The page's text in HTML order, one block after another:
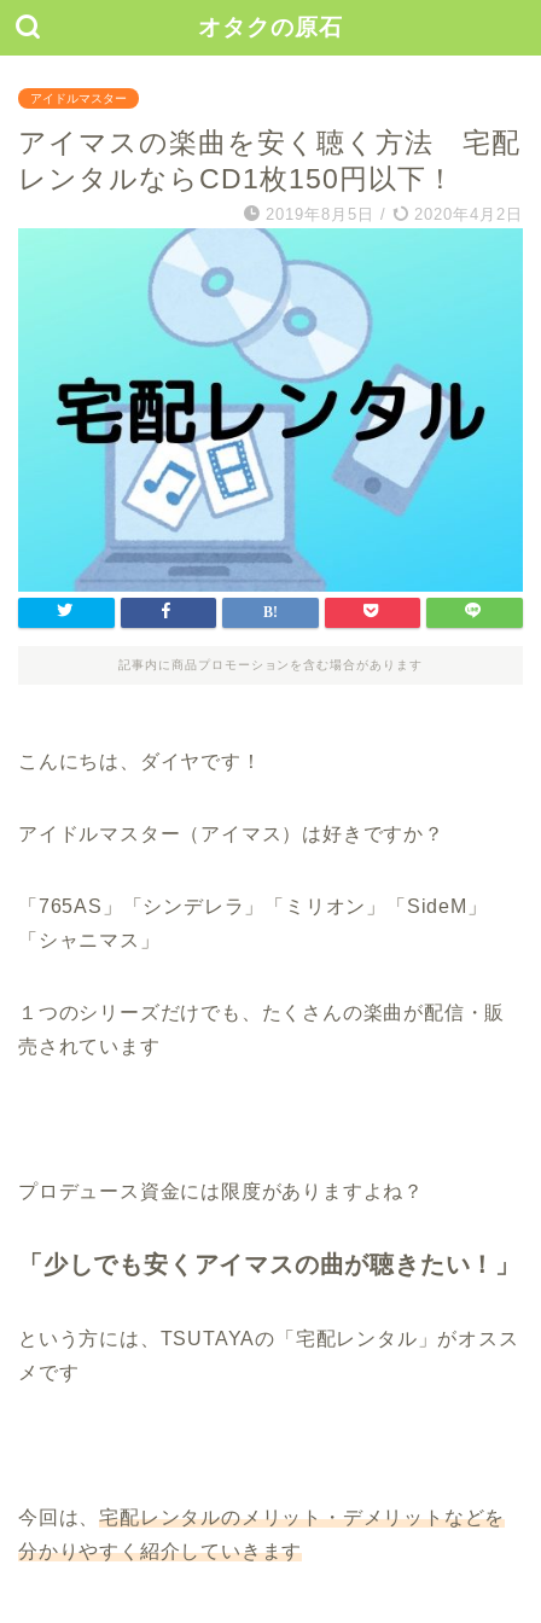
オタクの原石
アイドルマスター
アイマスの楽曲を安く聴く方法 宅配
レンタルならCD1枚150円以下！
2019年8月5日 / 2020年4月2日
記事内に商品プロモーションを含む場合があります
こんにちは、ダイヤです！
アイドルマスター（アイマス）は好きですか？
「765AS」「シンデレラ」「ミリオン」「SideM」
「シャニマス」
１つのシリーズだけでも、たくさんの楽曲が配信・販
売されています
プロデュース資金には限度がありますよね？
「少しでも安くアイマスの曲が聴きたい！」
という方には、TSUTAYAの「宅配レンタル」がオスス
メです
今回は、宅配レンタルのメリット・デメリットなどを
分かりやすく紹介していきます